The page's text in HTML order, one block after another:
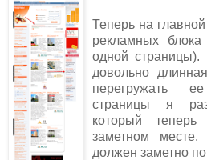
Теперь на
рекламных
одной страницы).
довольно
перегружать
страницы я
который
заметном
должен заметно